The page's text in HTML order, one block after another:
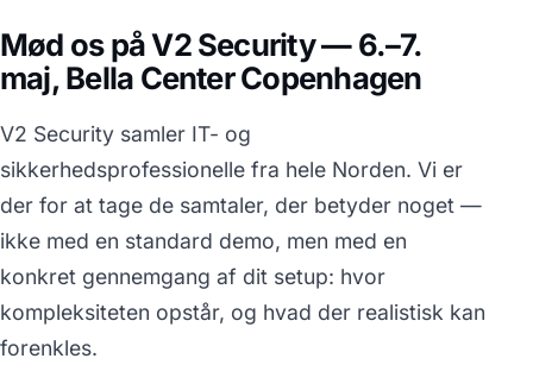
Mød os på V2 Security — 6.–7.
maj, Bella Center Copenhagen
V2 Security samler IT- og
sikkerhedsprofessionelle fra hele Norden. Vi er
der for at tage de samtaler, der betyder noget —
ikke med en standard demo, men med en
konkret gennemgang af dit setup: hvor
kompleksiteten opstår, og hvad der realistisk kan
forenkles.